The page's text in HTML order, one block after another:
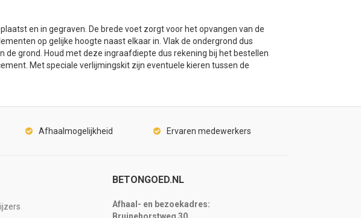
en in gegraven. De brede voet zorgt voor het opvangen van de
op gelijke hoogte naast elkaar in. Vlak de ondergrond dus
grond. Houd met deze ingraafdiepte dus rekening bij het bestellen
Met speciale verlijmingskit zijn eventuele kieren tussen de
Afhaalmogelijkheid Ervaren medewerkers
BETONGOED.NL
Afhaal- en bezoekadres:
Bruinehorstweg 30